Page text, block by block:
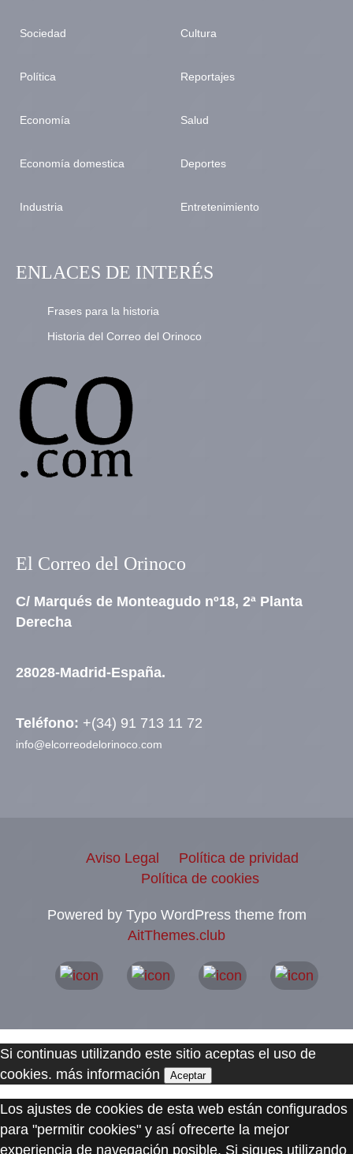
Sociedad
Política
Economía
Economía domestica
Industria
Cultura
Reportajes
Salud
Deportes
Entretenimiento
ENLACES DE INTERÉS
Frases para la historia
Historia del Correo del Orinoco
El Correo del Orinoco
C/ Marqués de Monteagudo nº18, 2ª Planta
Derecha
28028-Madrid-España.
Teléfono: +(34) 91 713 11 72
info@elcorreodelorinoco.com
Aviso Legal
Política de prividad
Política de cookies
Powered by Typo WordPress theme from
AitThemes.club
Si continuas utilizando este sitio aceptas el uso de
cookies. más información Aceptar
Los ajustes de cookies de esta web están configurados
para "permitir cookies" y así ofrecerte la mejor
experiencia de navegación posible. Si sigues utilizando